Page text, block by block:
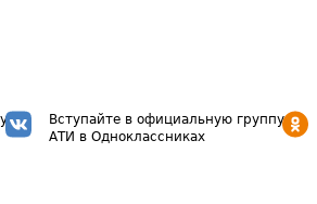
Вступайте в официальную группу
АТИ в Одноклассниках